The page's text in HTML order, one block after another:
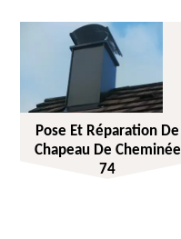
Pose Et Réparation De
Chapeau De Cheminée
74